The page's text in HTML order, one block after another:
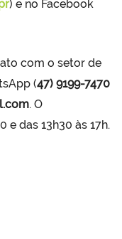
) e no Facebook
com o setor de
(47) 9199-7470
. O
e das 13h30 às 17h.